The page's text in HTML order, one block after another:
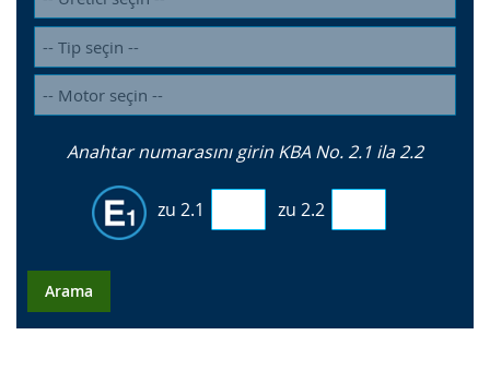
Anahtar numarasını girin KBA No. 2.1 ila 2.2
zu 2.1 zu 2.2
Arama